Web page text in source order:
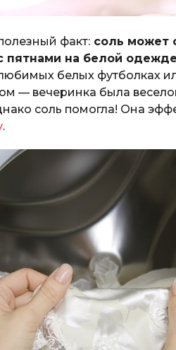
факт: соль может
пятнами на белой
белых футболках
— вечеринка была
соль помогла! Она
.